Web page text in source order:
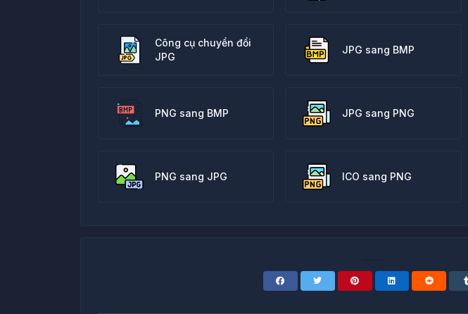
Công cụ chuyển đổi
JPG
JPG sang BMP
PNG sang BMP JPG sang PNG
PNG sang JPG ICO sang PNG